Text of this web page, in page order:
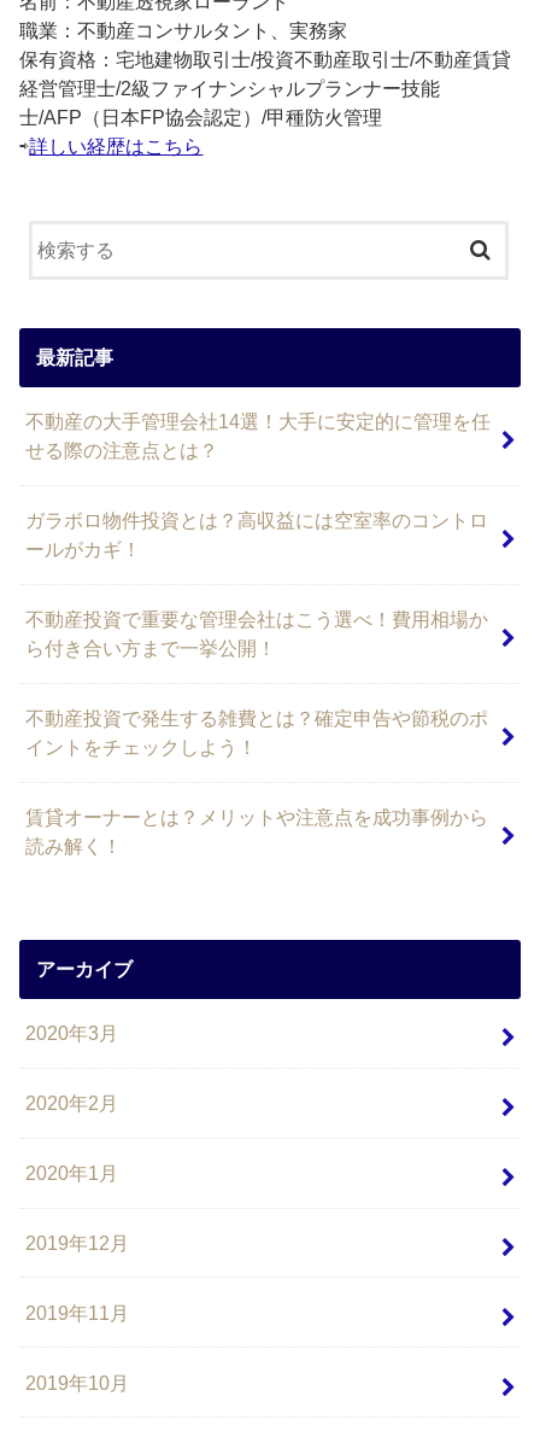
職業：不動産コンサルタント、実務家
保有資格：宅地建物取引士/投資不動産取引士/不動産賃貸
経営管理士/2級ファイナンシャルプランナー技能
士/AFP（日本FP協会認定）/甲種防火管理
⇨詳しい経歴はこちら
最新記事
不動産の大手管理会社14選！大手に安定的に管理を任
せる際の注意点とは？
ガラボロ物件投資とは？高収益には空室率のコントロ
ールがカギ！
不動産投資で重要な管理会社はこう選べ！費用相場か
ら付き合い方まで一挙公開！
不動産投資で発生する雑費とは？確定申告や節税のポ
イントをチェックしよう！
賃貸オーナーとは？メリットや注意点を成功事例から
読み解く！
アーカイブ
2020年3月
2020年2月
2020年1月
2019年12月
2019年11月
2019年10月